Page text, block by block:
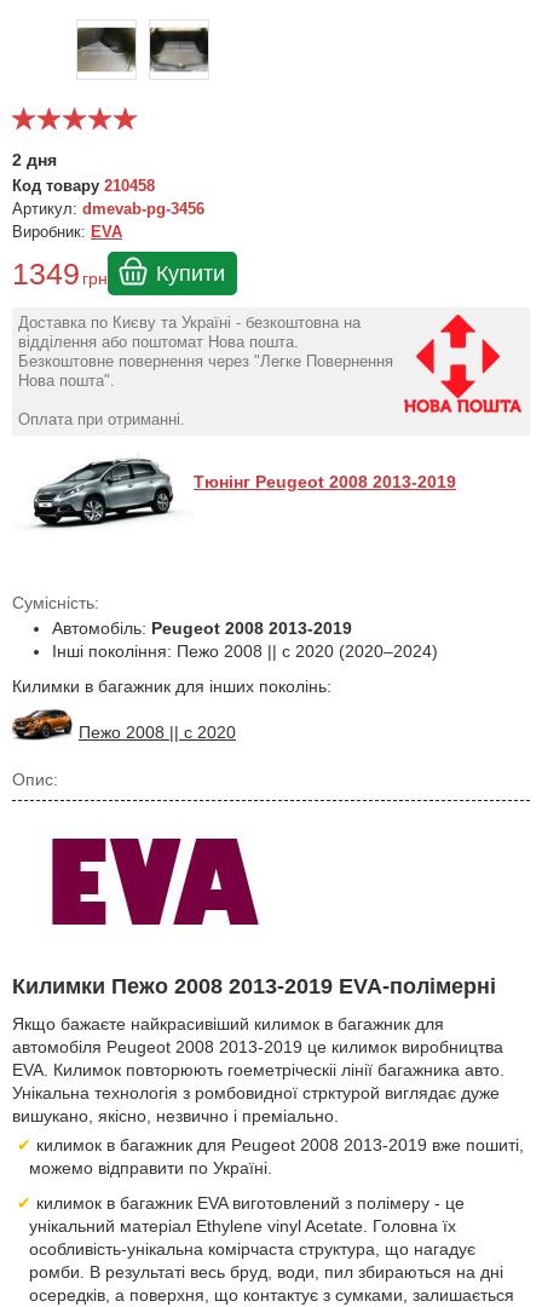
2 дня
Код товару 210458
Артикул: dmevab-pg-3456
Виробник: EVA
1349 грн Купити
Доставка по Києву та Україні - безкоштовна на
відділення або поштомат Нова пошта.
Безкоштовне повернення через "Легке Повернення
Нова пошта".
Оплата при отриманні.
Тюнінг Peugeot 2008 2013-2019
Сумісність:
Автомобіль: Peugeot 2008 2013-2019
Інші покоління: Пежо 2008 || с 2020 (2020–2024)
Килимки в багажник для інших поколінь:
Пежо 2008 || с 2020
Опис:
Килимки Пежо 2008 2013-2019 EVA-полімерні
Якщо бажаєте найкрасивіший килимок в багажник для
автомобіля Peugeot 2008 2013-2019 це килимок виробництва
EVA. Килимок повторюють гоеметріческіі лінії багажника авто.
Унікальна технологія з ромбовидної стрктурой виглядає дуже
вишукано, якісно, незвично і преміально.
килимок в багажник для Peugeot 2008 2013-2019 вже пошиті,
можемо відправити по Україні.
килимок в багажник EVA виготовлений з полімеру - це
унікальний матеріал Ethylene vinyl Acetate. Головна їх
особливість-унікальна комірчаста структура, що нагадує
ромби. В результаті весь бруд, води, пил збираються на дні
осередків, а поверхня, що контактує з сумками, залишається